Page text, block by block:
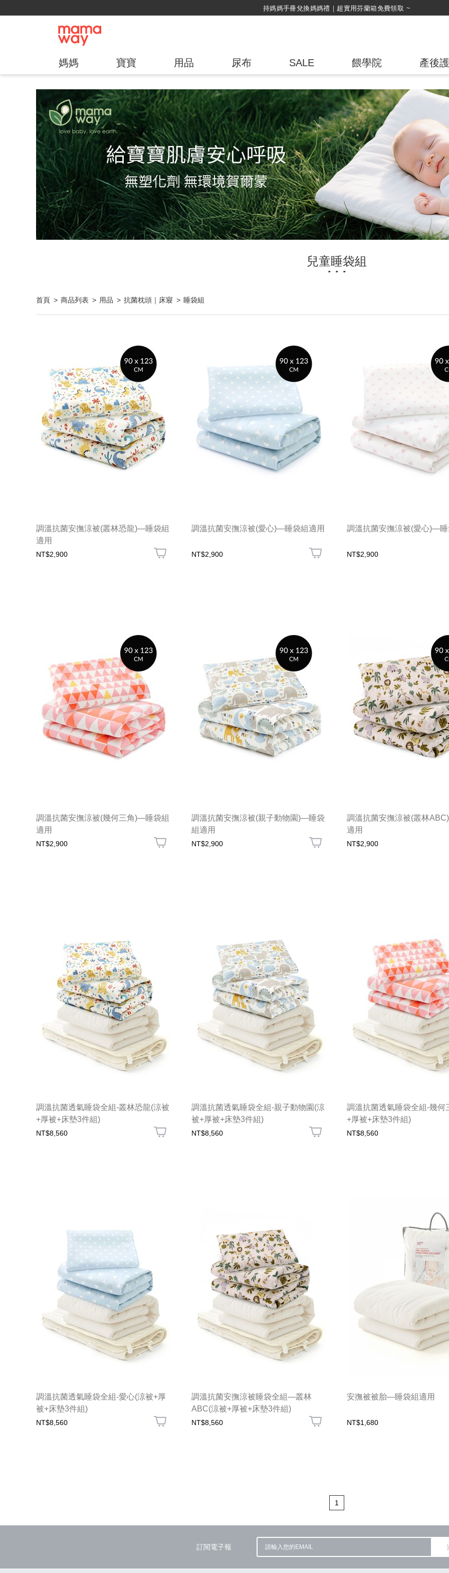
綁定LINE好友，500購物金立即折！
媽媽 寶寶 用品 尿布 SALE 餵學院 產後
兒童睡袋組
首頁 商品列表 用品 抗菌枕頭｜床寢 睡袋組
調溫抗菌安撫涼被(叢林恐龍)—睡袋組
適用
NT$2,900
調溫抗菌安撫涼被(愛心)—睡袋組適用
NT$2,900
調溫抗菌安撫涼被(愛心)—
NT$2,900
調溫抗菌安撫涼被(幾何三角)—睡袋組
適用
NT$2,900
調溫抗菌安撫涼被(親子動物園)—睡袋
組適用
NT$2,900
調溫抗菌安撫涼被(叢林
適用
NT$2,900
調溫抗菌透氣睡袋全組-叢林恐龍(涼被
+厚被+床墊3件組)
NT$8,560
調溫抗菌透氣睡袋全組-親子動物園(涼
被+厚被+床墊3件組)
NT$8,560
調溫抗菌透氣睡袋全組-幾何
+厚被+床墊3件組)
NT$8,560
調溫抗菌透氣睡袋全組-愛心(涼被+厚
被+床墊3件組)
NT$8,560
調溫抗菌安撫涼被睡袋全組—叢林
ABC(涼被+厚被+床墊3件組)
NT$8,560
安撫被被胎—睡袋組適用
NT$1,680
1
訂閱電子報